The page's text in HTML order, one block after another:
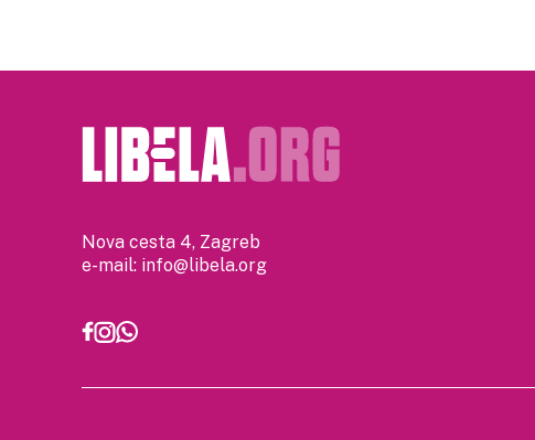
Nova cesta 4, Zagreb
e-mail: info@libela.org